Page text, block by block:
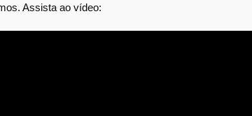
Assista ao vídeo: